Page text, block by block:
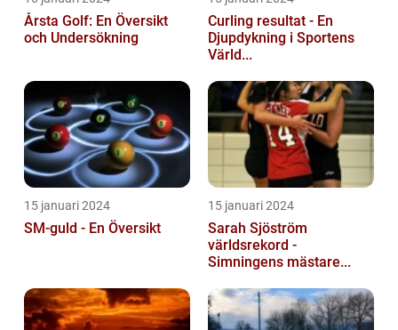
Årsta Golf: En Översikt
och Undersökning
Curling resultat - En
Djupdykning i Sportens
Värld...
15 januari 2024
SM-guld - En Översikt
15 januari 2024
Sarah Sjöström
världsrekord -
Simningens mästare...